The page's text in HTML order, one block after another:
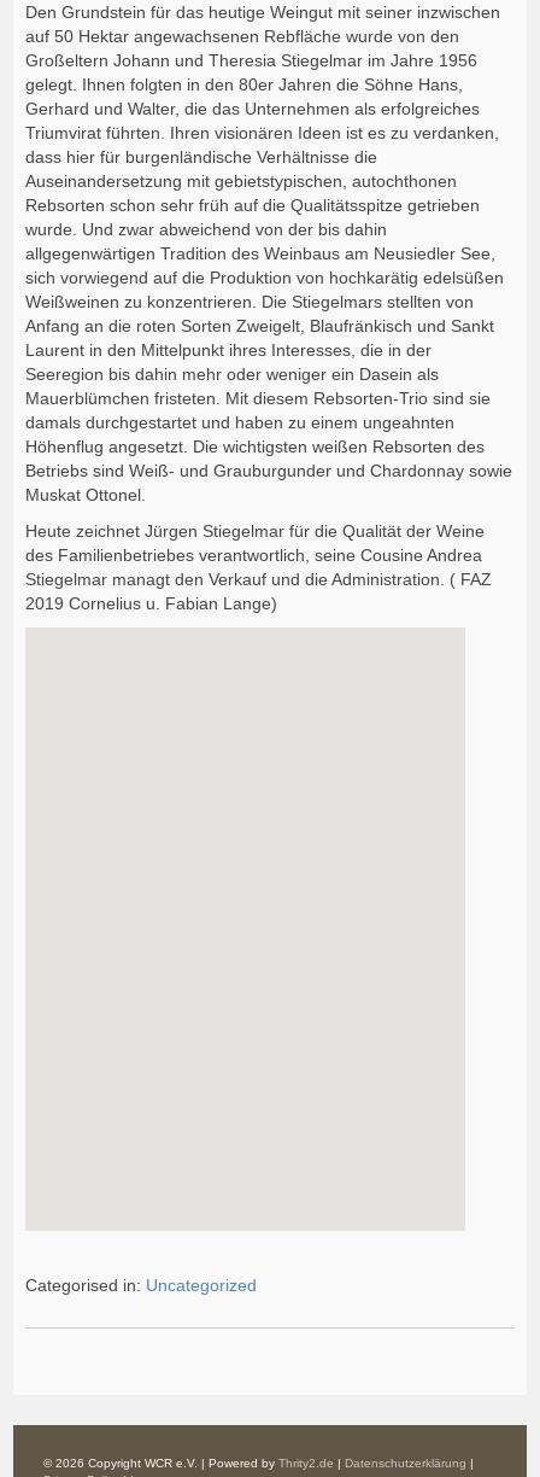
Den Grundstein für das heutige Weingut mit seiner inzwischen
auf 50 Hektar angewachsenen Rebfläche wurde von den
Großeltern Johann und Theresia Stiegelmar im Jahre 1956
gelegt. Ihnen folgten in den 80er Jahren die Söhne Hans,
Gerhard und Walter, die das Unternehmen als erfolgreiches
Triumvirat führten. Ihren visionären Ideen ist es zu verdanken,
dass hier für burgenländische Verhältnisse die
Auseinandersetzung mit gebietstypischen, autochthonen
Rebsorten schon sehr früh auf die Qualitätsspitze getrieben
wurde. Und zwar abweichend von der bis dahin
allgegenwärtigen Tradition des Weinbaus am Neusiedler See,
sich vorwiegend auf die Produktion von hochkarätig edelsüßen
Weißweinen zu konzentrieren. Die Stiegelmars stellten von
Anfang an die roten Sorten Zweigelt, Blaufränkisch und Sankt
Laurent in den Mittelpunkt ihres Interesses, die in der
Seeregion bis dahin mehr oder weniger ein Dasein als
Mauerblümchen fristeten. Mit diesem Rebsorten-Trio sind sie
damals durchgestartet und haben zu einem ungeahnten
Höhenflug angesetzt. Die wichtigsten weißen Rebsorten des
Betriebs sind Weiß- und Grauburgunder und Chardonnay sowie
Muskat Ottonel.
Heute zeichnet Jürgen Stiegelmar für die Qualität der Weine
des Familienbetriebes verantwortlich, seine Cousine Andrea
Stiegelmar managt den Verkauf und die Administration. ( FAZ
2019 Cornelius u. Fabian Lange)
Categorised in: Uncategorized
© 2026 Copyright WCR e.V. | Powered byThrity2.de | Datenschutzerklärung |